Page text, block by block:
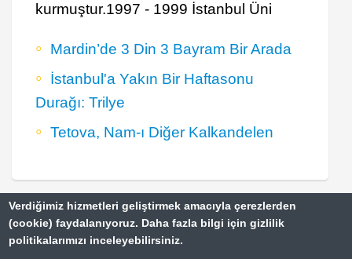
kurmuştur.1997 - 1999 İstanbul Üni
Mardin’de 3 Din 3 Bayram Bir Arada
İstanbul'a Yakın Bir Haftasonu
Durağı: Trilye
Tetova, Nam-ı Diğer Kalkandelen
Footer
Türkiye'de Gezilecek 20 Yer
Verdiğimiz hizmetleri geliştirmek amacıyla çerezlerden
(cookie) faydalanıyoruz. Daha fazla bilgi için gizlilik
politikalarımızı inceleyebilirsiniz.